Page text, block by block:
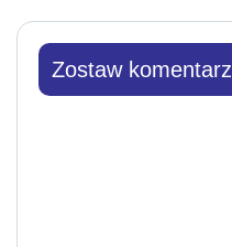
Zostaw komentarz